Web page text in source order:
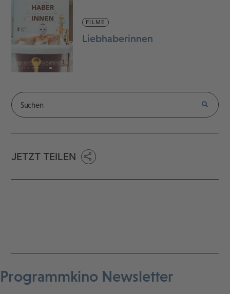
FILME
Liebhaberinnen
JETZT TEILEN
Programmkino Newsletter